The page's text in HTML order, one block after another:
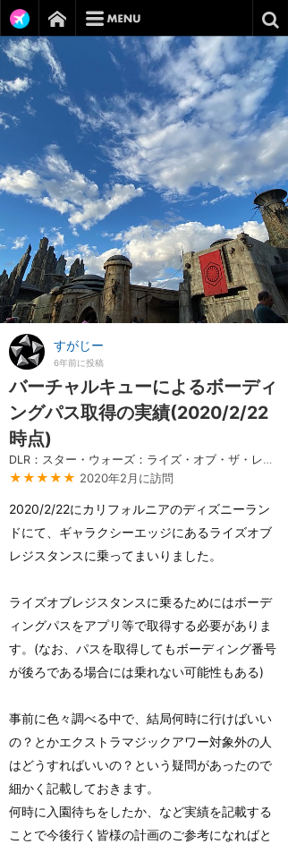
すがじー
6年前に投稿
バーチャルキューによるボーディ
ングパス取得の実績(2020/2/22
時点)
DLR：スター・ウォーズ：ライズ・オブ・ザ・レジスタンス
★★★★★ 2020年2月に訪問
2020/2/22にカリフォルニアのディズニーラン
ドにて、ギャラクシーエッジにあるライズオブ
レジスタンスに乗ってまいりました。
ライズオブレジスタンスに乗るためにはボーデ
ィングパスをアプリ等で取得する必要がありま
す。(なお、パスを取得してもボーディング番号
が後ろである場合には乗れない可能性もある)
事前に色々調べる中で、結局何時に行けばいい
の？とかエクストラマジックアワー対象外の人
はどうすればいいの？という疑問があったので
細かく記載しておきます。
何時に入園待ちをしたか、など実績を記載する
ことで今後行く皆様の計画のご参考になればと